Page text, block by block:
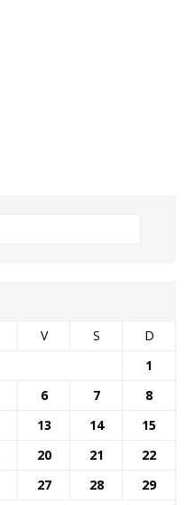
V S D
1
6 7
8
13 14
15
20 21
22
27 28
29